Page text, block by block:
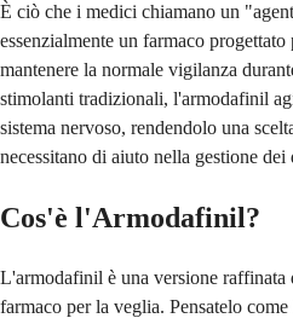
È ciò che i medici chiamano un
essenzialmente un farmaco
mantenere la normale vigilanza
stimolanti tradizionali, l'armodafinil
sistema nervoso, rendendolo una
necessitano di aiuto nella gestione
Cos'è l'Armodafinil?
L'armodafinil è una versione
farmaco per la veglia. Pensatelo